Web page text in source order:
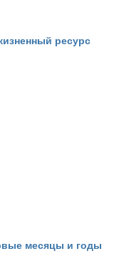
ресурс
месяцы и годы